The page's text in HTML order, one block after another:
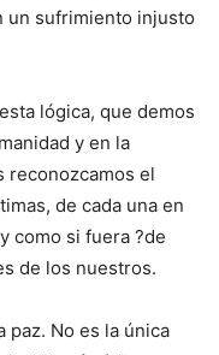
un sufrimiento injusto
lógica, que demos
y en la
reconozcamos el
de cada una en
como si fuera ?de
de los nuestros.
paz. No es la única